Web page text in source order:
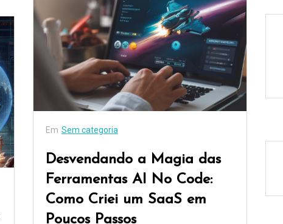
Em Sem categoria
Desvendando a Magia das
Ferramentas AI No Code:
Como Criei um SaaS em
Poucos Passos